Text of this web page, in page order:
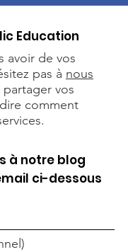
Education
avoir de vos
pas à nous
vos
comment
à notre blog
ci-dessous